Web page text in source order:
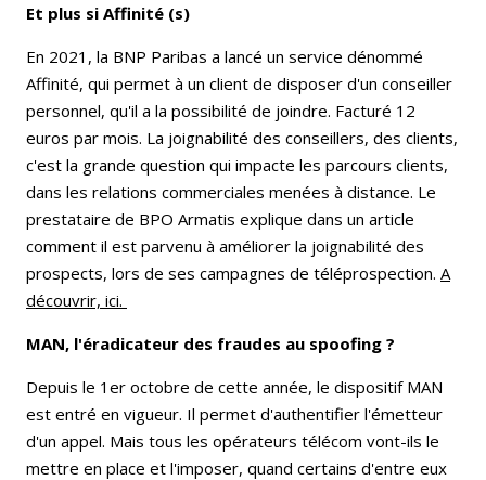
Et plus si Affinité (s)
En 2021, la BNP Paribas a lancé un service dénommé
Affinité, qui permet à un client de disposer d'un conseiller
personnel, qu'il a la possibilité de joindre. Facturé 12
euros par mois. La joignabilité des conseillers, des clients,
c'est la grande question qui impacte les parcours clients,
dans les relations commerciales menées à distance. Le
prestataire de BPO Armatis explique dans un article
comment il est parvenu à améliorer la joignabilité des
prospects, lors de ses campagnes de téléprospection. A
découvrir, ici.
MAN, l'éradicateur des fraudes au spoofing ?
Depuis le 1er octobre de cette année, le dispositif MAN
est entré en vigueur. Il permet d'authentifier l'émetteur
d'un appel. Mais tous les opérateurs télécom vont-ils le
mettre en place et l'imposer, quand certains d'entre eux